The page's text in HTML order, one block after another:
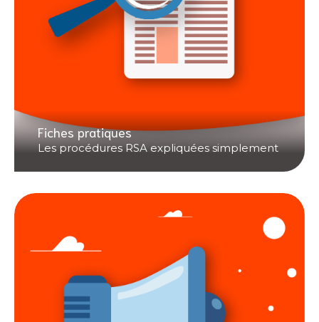
Fiches pratiques
Les procédures RSA expliquées simplement